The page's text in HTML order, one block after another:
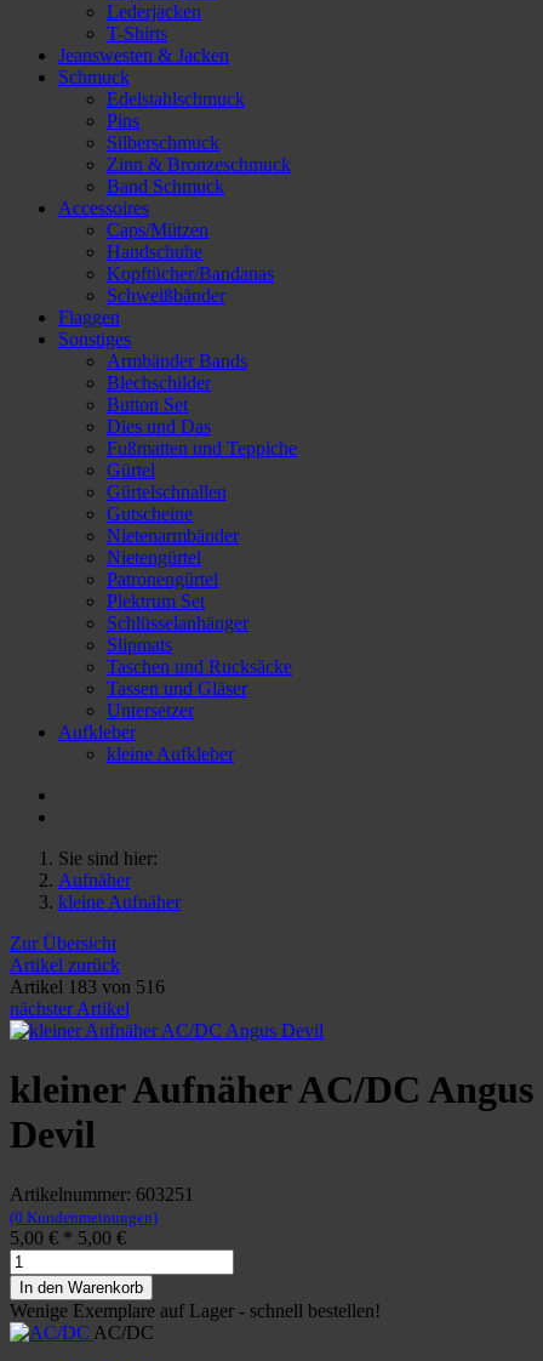
Lederjacken
T-Shirts
Jeanswesten & Jacken
Schmuck
Edelstahlschmuck
Pins
Silberschmuck
Zinn & Bronzeschmuck
Band Schmuck
Accessoires
Caps/Mützen
Handschuhe
Kopftücher/Bandanas
Schweißbänder
Flaggen
Sonstiges
Armbänder Bands
Blechschilder
Button Set
Dies und Das
Fußmatten und Teppiche
Gürtel
Gürtelschnallen
Gutscheine
Nietenarmbänder
Nietengürtel
Patronengürtel
Plektrum Set
Schlüsselanhänger
Slipmats
Taschen und Rucksäcke
Tassen und Gläser
Untersetzer
Aufkleber
kleine Aufkleber
Sie sind hier:
Aufnäher
kleine Aufnäher
Zur Übersicht
Artikel zurück
Artikel 183 von 516
nächster Artikel
kleiner Aufnäher AC/DC Angus
Devil
Artikelnummer: 603251
(0 Kundenmeinungen)
5,00 € * 5,00 €
In den Warenkorb
Wenige Exemplare auf Lager - schnell bestellen!
AC/DC